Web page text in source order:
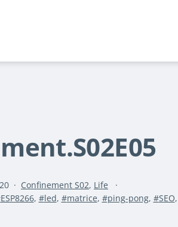
Catégorisé
comme
Confinement S02, Life
ESP8266, led, matrice, ping-pong, SEO,